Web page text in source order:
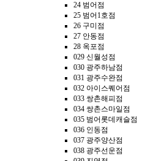
24 범어점
25 범어1호점
26 구미점
27 안동점
28 옥포점
029 신월성점
030 광주하남점
031 광주수완점
032 아이스퀘어점
033 쌍촌해피점
034 쌍촌스마일점
035 범어롯데캐슬점
036 인동점
037 광주양산점
038 광주선운점